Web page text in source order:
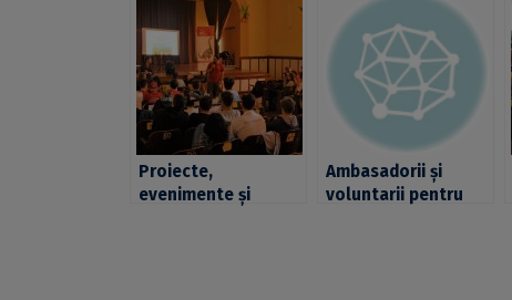
Proiecte,
evenimente și
Ambasadorii și
voluntarii pentru